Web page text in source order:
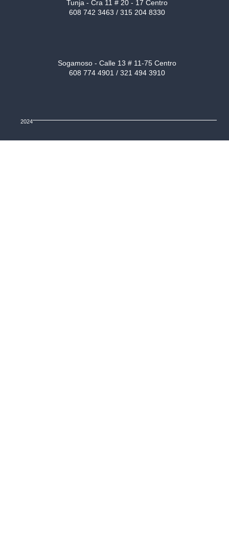
Tunja - Cra 11 # 20 - 17 Centro
608 742 3463 / 315 204 8330
Sogamoso - Calle 13 # 11-75 Centro
608 774 4901 / 321 494 3910
2024